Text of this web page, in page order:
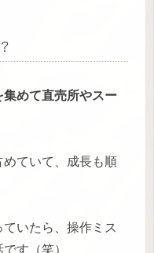
めて直売所やスー
ていて、成長も順
ていたら、操作ミス
す（笑）